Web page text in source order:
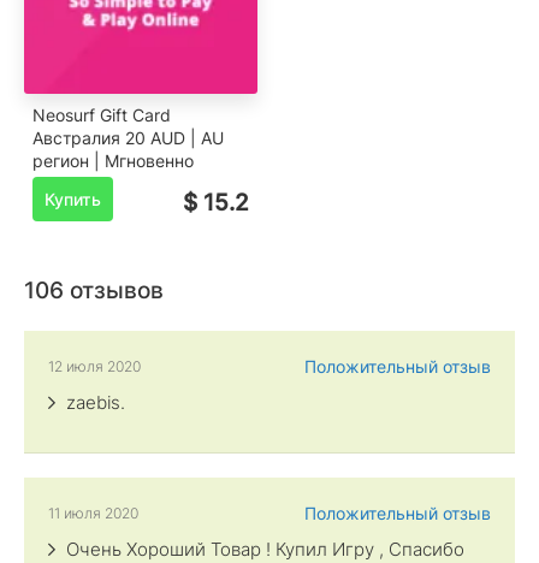
Neosurf Gift Card
Австралия 20 AUD | AU
регион | Мгновенно
Купить
$ 15.2
106 отзывов
Положительный отзыв
12 июля 2020
zaebis.
Положительный отзыв
11 июля 2020
Очень Хороший Товар ! Купил Игру , Спасибо